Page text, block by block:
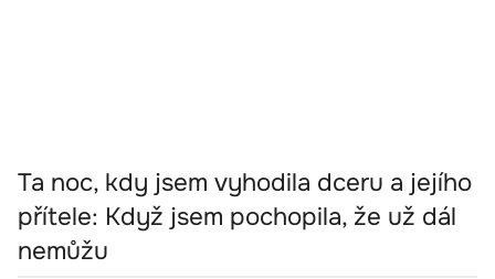
Ta noc, kdy jsem vyhodila dceru a jejího
přítele: Když jsem pochopila, že už dál
nemůžu